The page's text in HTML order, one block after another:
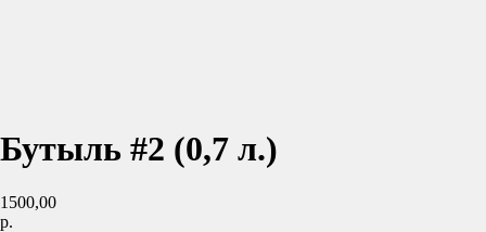
Бутыль #2 (0,7 л.)
1500,00
р.